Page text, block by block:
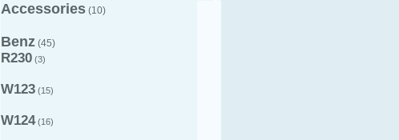
Accessories (10)
Benz (45)
R230 (3)
W123 (15)
W124(16)